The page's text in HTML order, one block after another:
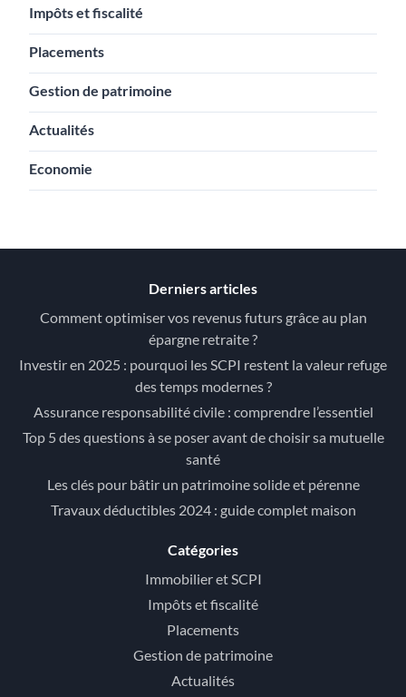
Impôts et fiscalité
Placements
Gestion de patrimoine
Actualités
Economie
Derniers articles
Comment optimiser vos revenus futurs grâce au plan
épargne retraite ?
Investir en 2025 : pourquoi les SCPI restent la valeur refuge
des temps modernes ?
Assurance responsabilité civile : comprendre l’essentiel
Top 5 des questions à se poser avant de choisir sa mutuelle
santé
Les clés pour bâtir un patrimoine solide et pérenne
Travaux déductibles 2024 : guide complet maison
Catégories
Immobilier et SCPI
Impôts et fiscalité
Placements
Gestion de patrimoine
Actualités